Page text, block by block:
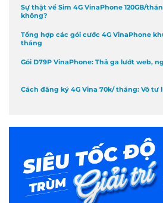
Sự thật về Sim 4G VinaPhone 120GB/
không?
Tổng hợp các gói cước 4G VinaPhone
tháng
Gói D79P VinaPhone: Thả ga lướt web,
Cách đăng ký 4G Vina 70k/ tháng: Vô tư